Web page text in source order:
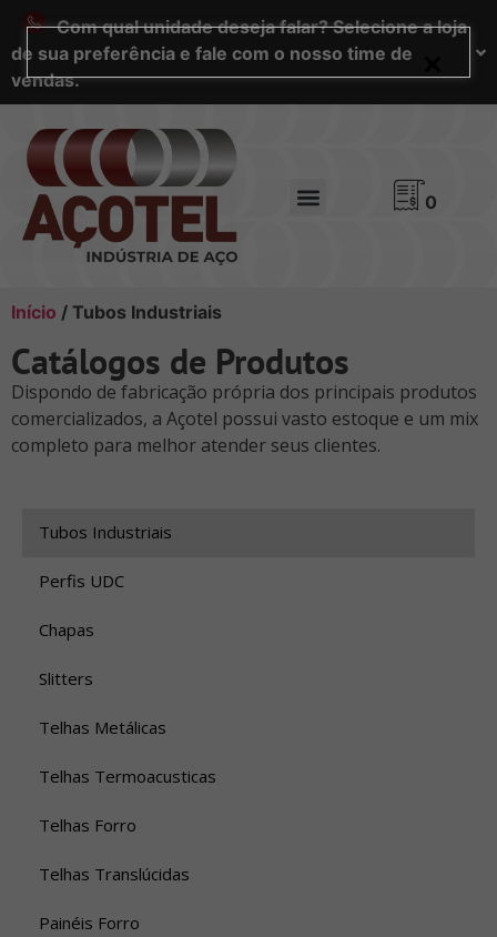
Com qual unidade deseja falar? Selecione a loja
de sua preferência e fale com o nosso time de
vendas.
0
Início / Tubos Industriais
Catálogos de Produtos
Dispondo de fabricação própria dos principais produtos
comercializados, a Açotel possui vasto estoque e um mix
completo para melhor atender seus clientes.
Tubos Industriais
Perfis UDC
Chapas
Slitters
Telhas Metálicas
Telhas Termoacusticas
Telhas Forro
Telhas Translúcidas
Painéis Forro